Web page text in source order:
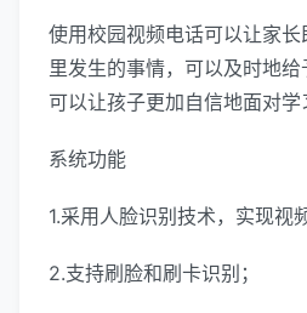
使用校园视频电话可以让家
里发生的事情，可以及时地
可以让孩子更加自信地面对学
系统功能
1.采用人脸识别技术，实现视
2.支持刷脸和刷卡识别；